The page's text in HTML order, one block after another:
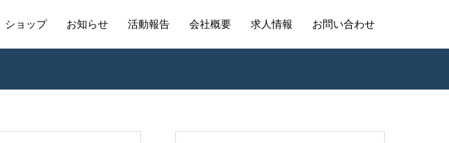
ショップ お知らせ 活動報告 会社概要 求人情報 お問い合わせ